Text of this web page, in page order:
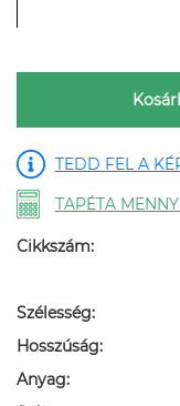
TEDD FEL A
TAPÉTA
Cikkszám:
Szélesség:
Hosszúság:
Anyag: